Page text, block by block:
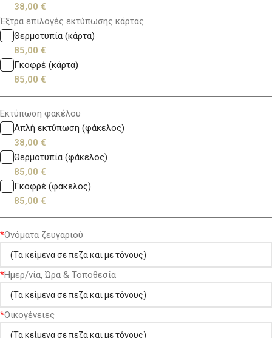
38,00 €
Έξτρα επιλογές εκτύπωσης κάρτας
Θερμοτυπία (κάρτα)
85,00 €
Γκοφρέ (κάρτα)
85,00 €
Εκτύπωση φακέλου
Απλή εκτύπωση (φάκελος)
38,00 €
Θερμοτυπία (φάκελος)
85,00 €
Γκοφρέ (φάκελος)
85,00 €
*Ονόματα ζευγαριού
*Ημερ/νία, Ώρα & Τοποθεσία
*Οικογένειες